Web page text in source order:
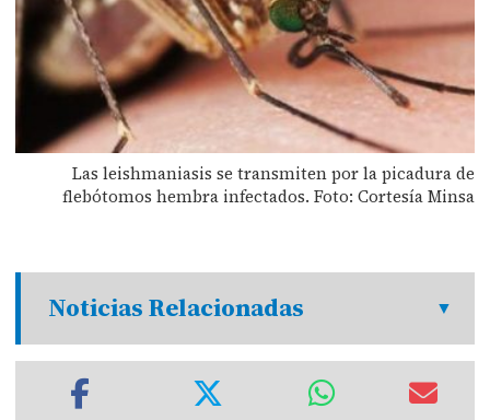
Las leishmaniasis se transmiten por la picadura de
flebótomos hembra infectados. Foto: Cortesía Minsa
Noticias Relacionadas